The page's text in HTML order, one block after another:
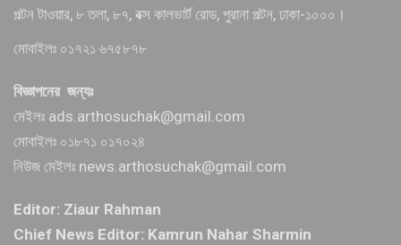
পল্টন টাওয়ার, ৮ তলা, ৮৭, বক্স কালভার্ট রোড, পুরানা পল্টন, ঢাকা-১০০০।
মোবাইলঃ ০১৭২১ ৬৭৫৮৭৮
বিজ্ঞাপনের জন্যঃ
মেইলঃ ads.arthosuchak@gmail.com
মোবাইলঃ ০১৮৭১ ০১৭০২৪
নিউজ মেইলঃ news.arthosuchak@gmail.com
Editor: Ziaur Rahman
Chief News Editor: Kamrun Nahar Sharmin